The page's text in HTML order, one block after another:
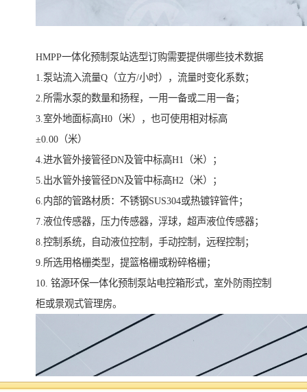
HMPP一体化预制泵站选型订购需要提供哪些技术数据
1.泵站流入流量Q（立方/小时），流量时变化系数；
2.所需水泵的数量和扬程，一用一备或二用一备；
3.室外地面标高H0（米），也可使用相对标高
±0.00（米）
4.进水管外接管径DN及管中标高H1（米）；
5.出水管外接管径DN及管中标高H2（米）；
6.内部的管路材质：不锈钢SUS304或热镀锌管件；
7.液位传感器，压力传感器，浮球，超声液位传感器；
8.控制系统，自动液位控制，手动控制，远程控制；
9.所选用格栅类型，提篮格栅或粉碎格栅；
10. 铭源环保一体化预制泵站电控箱形式，室外防雨控制
柜或景观式管理房。